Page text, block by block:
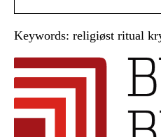
Keywords: religiøst ritual